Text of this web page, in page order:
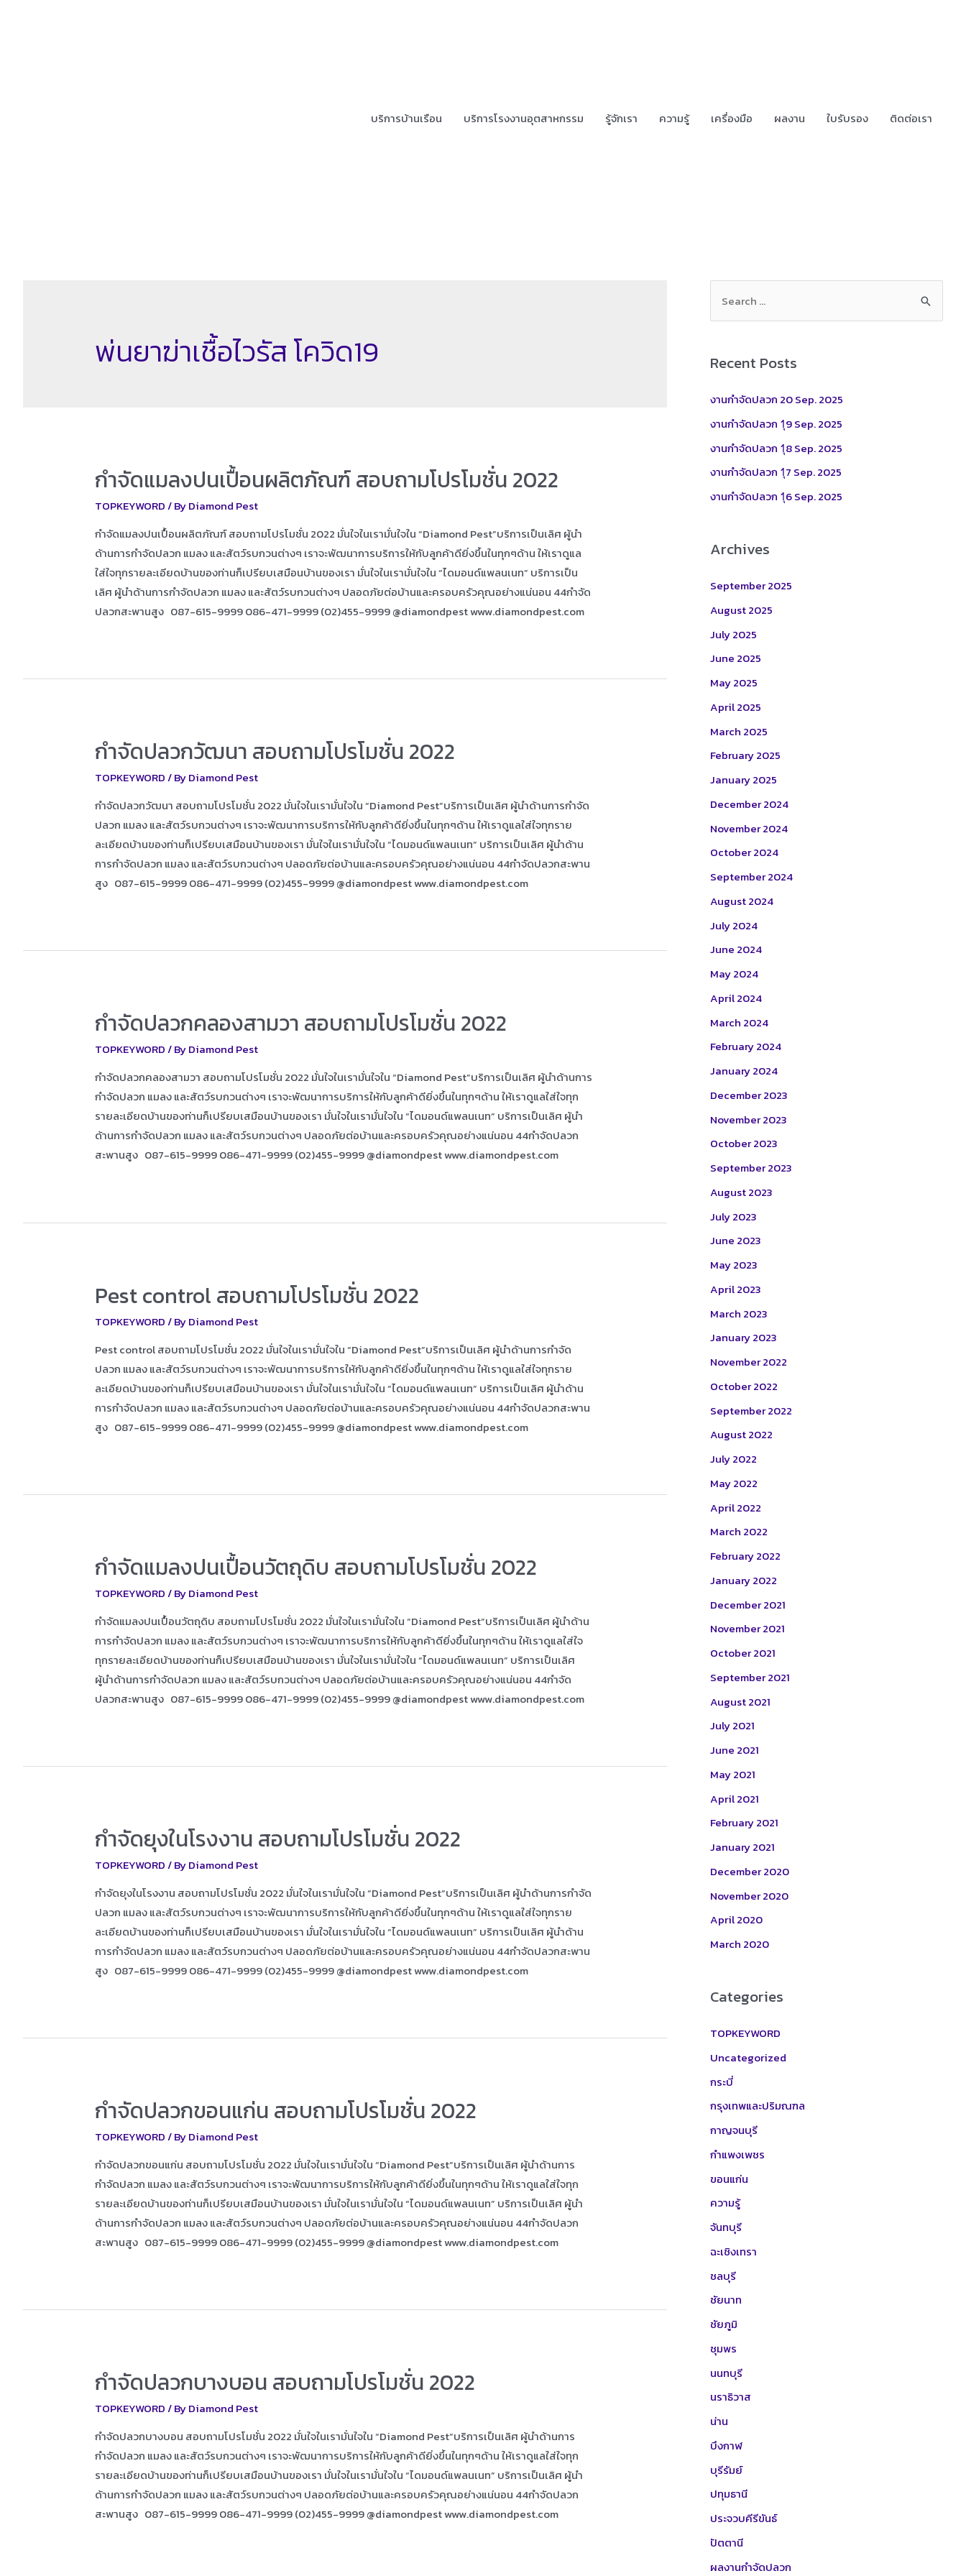
บริการบ้านเรือน บริการโรงงานอุตสาหกรรม รู้จักเรา ความรู้ เครื่องมือ ผลงาน ใบรับรอง ติดต่อเรา
พ่นยาฆ่าเชื้อไวรัส โควิด19
กำจัดแมลงปนเปื้อนผลิตภัณฑ์ สอบถามโปรโมชั่น 2022
TOPKEYWORD/ ByDiamond Pest
กำจัดแมลงปนเปื้อนผลิตภัณฑ์ สอบถามโปรโมชั่น 2022 มั่นใจในเรามั่นใจใน “Diamond Pest”บริการเป็นเลิศ ผู้นำ
ด้านการกำจัดปลวก แมลง และสัตว์รบกวนต่างๆ เราจะพัฒนาการบริการให้กับลูกค้าดียิ่งขึ้นในทุกๆด้าน ให้เราดูแล
ใส่ใจทุกรายละเอียดบ้านของท่านก็เปรียบเสมือนบ้านของเรา มั่นใจในเรามั่นใจใน “ไดมอนด์แพลนเนท” บริการเป็น
เลิศ ผู้นำด้านการกำจัดปลวก แมลง และสัตว์รบกวนต่างๆ ปลอดภัยต่อบ้านและครอบครัวคุณอย่างแน่นอน 44กำจัด
ปลวกสะพานสูง 087-615-9999 086-471-9999 (02)455-9999 @diamondpest www.diamondpest.com
กำจัดปลวกวัฒนา สอบถามโปรโมชั่น 2022
TOPKEYWORD/ ByDiamond Pest
กำจัดปลวกวัฒนา สอบถามโปรโมชั่น 2022 มั่นใจในเรามั่นใจใน “Diamond Pest”บริการเป็นเลิศ ผู้นำด้านการกำจัด
ปลวก แมลง และสัตว์รบกวนต่างๆ เราจะพัฒนาการบริการให้กับลูกค้าดียิ่งขึ้นในทุกๆด้าน ให้เราดูแลใส่ใจทุกราย
ละเอียดบ้านของท่านก็เปรียบเสมือนบ้านของเรา มั่นใจในเรามั่นใจใน “ไดมอนด์แพลนเนท” บริการเป็นเลิศ ผู้นำด้าน
การกำจัดปลวก แมลง และสัตว์รบกวนต่างๆ ปลอดภัยต่อบ้านและครอบครัวคุณอย่างแน่นอน 44กำจัดปลวกสะพาน
สูง 087-615-9999 086-471-9999 (02)455-9999 @diamondpest www.diamondpest.com
กำจัดปลวกคลองสามวา สอบถามโปรโมชั่น 2022
TOPKEYWORD/ ByDiamond Pest
กำจัดปลวกคลองสามวา สอบถามโปรโมชั่น 2022 มั่นใจในเรามั่นใจใน “Diamond Pest”บริการเป็นเลิศ ผู้นำด้านการ
กำจัดปลวก แมลง และสัตว์รบกวนต่างๆ เราจะพัฒนาการบริการให้กับลูกค้าดียิ่งขึ้นในทุกๆด้าน ให้เราดูแลใส่ใจทุก
รายละเอียดบ้านของท่านก็เปรียบเสมือนบ้านของเรา มั่นใจในเรามั่นใจใน “ไดมอนด์แพลนเนท” บริการเป็นเลิศ ผู้นำ
ด้านการกำจัดปลวก แมลง และสัตว์รบกวนต่างๆ ปลอดภัยต่อบ้านและครอบครัวคุณอย่างแน่นอน 44กำจัดปลวก
สะพานสูง 087-615-9999 086-471-9999 (02)455-9999 @diamondpest www.diamondpest.com
Pest control สอบถามโปรโมชั่น 2022
TOPKEYWORD/ ByDiamond Pest
Pest control สอบถามโปรโมชั่น 2022 มั่นใจในเรามั่นใจใน “Diamond Pest”บริการเป็นเลิศ ผู้นำด้านการกำจัด
ปลวก แมลง และสัตว์รบกวนต่างๆ เราจะพัฒนาการบริการให้กับลูกค้าดียิ่งขึ้นในทุกๆด้าน ให้เราดูแลใส่ใจทุกราย
ละเอียดบ้านของท่านก็เปรียบเสมือนบ้านของเรา มั่นใจในเรามั่นใจใน “ไดมอนด์แพลนเนท” บริการเป็นเลิศ ผู้นำด้าน
การกำจัดปลวก แมลง และสัตว์รบกวนต่างๆ ปลอดภัยต่อบ้านและครอบครัวคุณอย่างแน่นอน 44กำจัดปลวกสะพาน
สูง 087-615-9999 086-471-9999 (02)455-9999 @diamondpest www.diamondpest.com
กำจัดแมลงปนเปื้อนวัตถุดิบ สอบถามโปรโมชั่น 2022
TOPKEYWORD/ ByDiamond Pest
กำจัดแมลงปนเปื้อนวัตถุดิบ สอบถามโปรโมชั่น 2022 มั่นใจในเรามั่นใจใน “Diamond Pest”บริการเป็นเลิศ ผู้นำด้าน
การกำจัดปลวก แมลง และสัตว์รบกวนต่างๆ เราจะพัฒนาการบริการให้กับลูกค้าดียิ่งขึ้นในทุกๆด้าน ให้เราดูแลใส่ใจ
ทุกรายละเอียดบ้านของท่านก็เปรียบเสมือนบ้านของเรา มั่นใจในเรามั่นใจใน “ไดมอนด์แพลนเนท” บริการเป็นเลิศ
ผู้นำด้านการกำจัดปลวก แมลง และสัตว์รบกวนต่างๆ ปลอดภัยต่อบ้านและครอบครัวคุณอย่างแน่นอน 44กำจัด
ปลวกสะพานสูง 087-615-9999 086-471-9999 (02)455-9999 @diamondpest www.diamondpest.com
กำจัดยุงในโรงงาน สอบถามโปรโมชั่น 2022
TOPKEYWORD/ ByDiamond Pest
กำจัดยุงในโรงงาน สอบถามโปรโมชั่น 2022 มั่นใจในเรามั่นใจใน “Diamond Pest”บริการเป็นเลิศ ผู้นำด้านการกำจัด
ปลวก แมลง และสัตว์รบกวนต่างๆ เราจะพัฒนาการบริการให้กับลูกค้าดียิ่งขึ้นในทุกๆด้าน ให้เราดูแลใส่ใจทุกราย
ละเอียดบ้านของท่านก็เปรียบเสมือนบ้านของเรา มั่นใจในเรามั่นใจใน “ไดมอนด์แพลนเนท” บริการเป็นเลิศ ผู้นำด้าน
การกำจัดปลวก แมลง และสัตว์รบกวนต่างๆ ปลอดภัยต่อบ้านและครอบครัวคุณอย่างแน่นอน 44กำจัดปลวกสะพาน
สูง 087-615-9999 086-471-9999 (02)455-9999 @diamondpest www.diamondpest.com
กำจัดปลวกขอนแก่น สอบถามโปรโมชั่น 2022
TOPKEYWORD/ ByDiamond Pest
กำจัดปลวกขอนแก่น สอบถามโปรโมชั่น 2022 มั่นใจในเรามั่นใจใน “Diamond Pest”บริการเป็นเลิศ ผู้นำด้านการ
กำจัดปลวก แมลง และสัตว์รบกวนต่างๆ เราจะพัฒนาการบริการให้กับลูกค้าดียิ่งขึ้นในทุกๆด้าน ให้เราดูแลใส่ใจทุก
รายละเอียดบ้านของท่านก็เปรียบเสมือนบ้านของเรา มั่นใจในเรามั่นใจใน “ไดมอนด์แพลนเนท” บริการเป็นเลิศ ผู้นำ
ด้านการกำจัดปลวก แมลง และสัตว์รบกวนต่างๆ ปลอดภัยต่อบ้านและครอบครัวคุณอย่างแน่นอน 44กำจัดปลวก
สะพานสูง 087-615-9999 086-471-9999 (02)455-9999 @diamondpest www.diamondpest.com
กำจัดปลวกบางบอน สอบถามโปรโมชั่น 2022
TOPKEYWORD/ ByDiamond Pest
กำจัดปลวกบางบอน สอบถามโปรโมชั่น 2022 มั่นใจในเรามั่นใจใน “Diamond Pest”บริการเป็นเลิศ ผู้นำด้านการ
กำจัดปลวก แมลง และสัตว์รบกวนต่างๆ เราจะพัฒนาการบริการให้กับลูกค้าดียิ่งขึ้นในทุกๆด้าน ให้เราดูแลใส่ใจทุก
รายละเอียดบ้านของท่านก็เปรียบเสมือนบ้านของเรา มั่นใจในเรามั่นใจใน “ไดมอนด์แพลนเนท” บริการเป็นเลิศ ผู้นำ
ด้านการกำจัดปลวก แมลง และสัตว์รบกวนต่างๆ ปลอดภัยต่อบ้านและครอบครัวคุณอย่างแน่นอน 44กำจัดปลวก
สะพานสูง 087-615-9999 086-471-9999 (02)455-9999 @diamondpest www.diamondpest.com
r
h
f
Recent Posts
งานกำจัดปลวก 20 Sep. 2025
งานกำจัดปลวก 1ุ9 Sep. 2025
งานกำจัดปลวก 1ุ8 Sep. 2025
งานกำจัดปลวก 1ุ7 Sep. 2025
งานกำจัดปลวก 1ุ6 Sep. 2025
Archives
September 2025
August 2025
July 2025
June 2025
May 2025
April 2025
March 2025
February 2025
January 2025
December 2024
November 2024
October 2024
September 2024
August 2024
July 2024
June 2024
May 2024
April 2024
March 2024
February 2024
January 2024
December 2023
November 2023
October 2023
September 2023
August 2023
July 2023
June 2023
May 2023
April 2023
March 2023
January 2023
November 2022
October 2022
September 2022
August 2022
July 2022
May 2022
April 2022
March 2022
February 2022
January 2022
December 2021
November 2021
October 2021
September 2021
August 2021
July 2021
June 2021
May 2021
April 2021
February 2021
January 2021
December 2020
November 2020
April 2020
March 2020
Categories
TOPKEYWORD
Uncategorized
กระบี่
กรุงเทพและปริมณฑล
กาญจนบุรี
กำแพงเพชร
ขอนแก่น
ความรู้
จันทบุรี
ฉะเชิงเทรา
ชลบุรี
ชัยนาท
ชัยภูมิ
ชุมพร
นนทบุรี
นราธิวาส
น่าน
บึงกาฬ
บุรีรัมย์
ปทุมธานี
ประจวบคีรีขันธ์
ปัตตานี
ผลงานกำจัดปลวก